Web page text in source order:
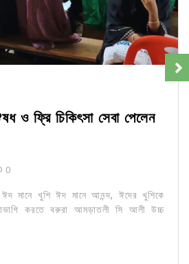
ও ফ্রি চিকিৎসা সেবা পেলেন
0
মানে খুশি ঈদ মানে আনন্দ, ঈদের খুশিকে
করতে বরুরা আমড়াতলী সি আলী উচ্চ